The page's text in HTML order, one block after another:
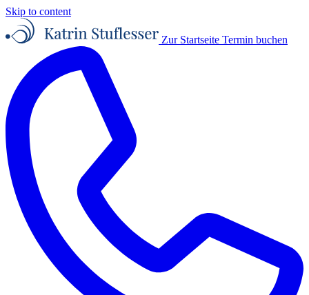
Skip to content
Zur Startseite Termin buchen